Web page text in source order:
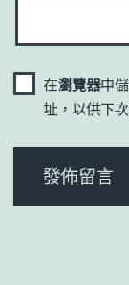
在瀏覽器中
址，以供下